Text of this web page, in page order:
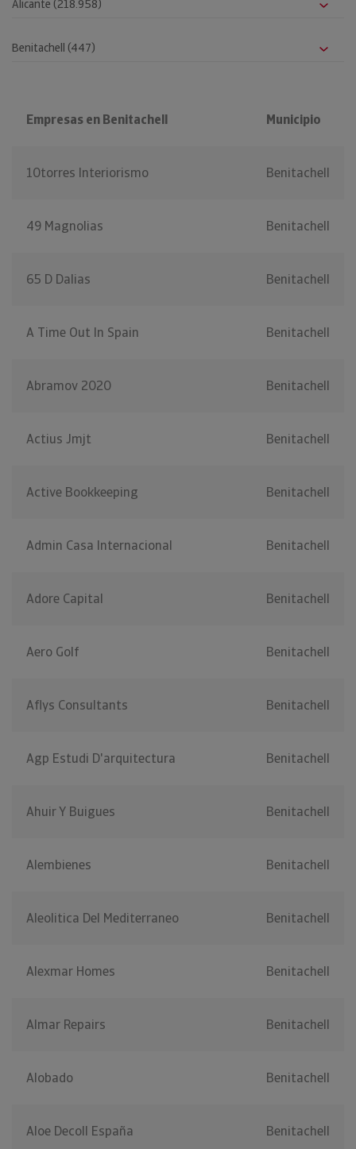
Empresas en Benitachell Municipio
10torres Interiorismo Benitachell
49 Magnolias Benitachell
65 D Dalias Benitachell
A Time Out In Spain Benitachell
Abramov 2020 Benitachell
Actius Jmjt Benitachell
Active Bookkeeping Benitachell
Admin Casa Internacional Benitachell
Adore Capital Benitachell
Aero Golf Benitachell
Aflys Consultants Benitachell
Agp Estudi D'arquitectura Benitachell
Ahuir Y Buigues Benitachell
Alembienes Benitachell
Aleolitica Del Mediterraneo Benitachell
Alexmar Homes Benitachell
Almar Repairs Benitachell
Alobado Benitachell
Aloe Decoll España Benitachell